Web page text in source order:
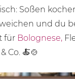
Soßen
und du
für Bolognese,
Co. 🍝🍲